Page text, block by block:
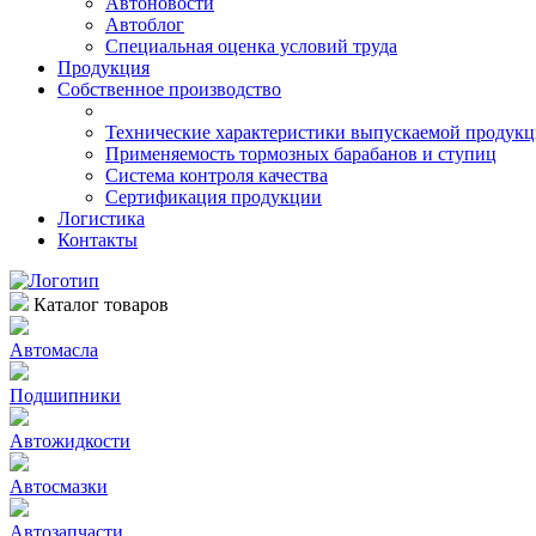
Автоблог
Специальная оценка условий труда
Продукция
Собственное производство
Технические характеристики выпускаемой
Применяемость тормозных барабанов и ступиц
Система контроля качества
Сертификация продукции
Логистика
Контакты
Каталог товаров
Автомасла
Подшипники
Автожидкости
Автосмазки
Автозапчасти